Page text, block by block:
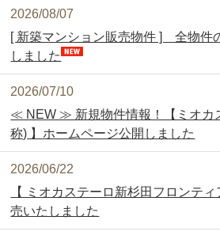
2026/08/07
[ 新築マンション販売物件 ] 全物件
しました
2026/07/10
≪ NEW ≫ 新規物件情報！【ミオカ
称) 】ホームページ公開しました
2026/06/22
【 ミオカステーロ新杉田フロンテ
売いたしました